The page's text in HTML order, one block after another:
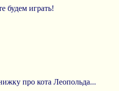
будем играть!
про кота Леопольда...